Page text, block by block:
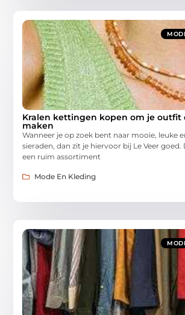
Kralen kettingen kopen om je outfit
maken
Wanneer je op zoek bent naar mooie, leuke
sieraden, dan zit je hiervoor bij Le Veer
een ruim assortiment
Mode En Kleding